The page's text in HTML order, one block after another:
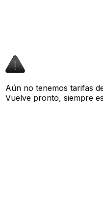
Aún no tenemos tarifas
Vuelve pronto, siempre